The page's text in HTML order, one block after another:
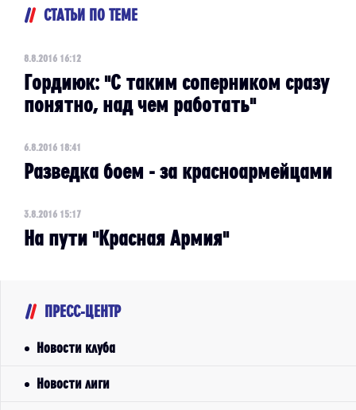
СТАТЬИ ПО ТЕМЕ
8.8.2016 16:12
Гордиюк: "С таким соперником сразу
понятно, над чем работать"
6.8.2016 18:41
Разведка боем - за красноармейцами
3.8.2016 15:17
На пути "Красная Армия"
ПРЕСС-ЦЕНТР
Новости клуба
Новости лиги